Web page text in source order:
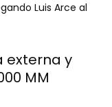
Luis Arce al
externa y
MM